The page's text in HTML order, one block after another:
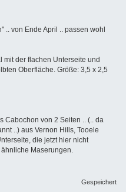
.. von Ende April .. passen wohl
mit der flachen Unterseite und
Oberfläche. Größe: 3,5 x 2,5
Cabochon von 2 Seiten .. (.. da
..) aus Vernon Hills, Tooele
die jetzt hier nicht
Maserungen.
Gespeichert